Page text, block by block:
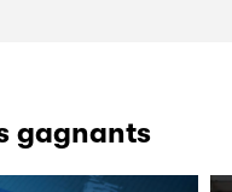
gagnants